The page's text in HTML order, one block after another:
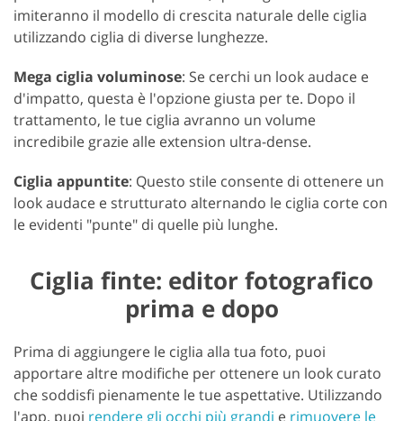
imiteranno il modello di crescita naturale delle ciglia
utilizzando ciglia di diverse lunghezze.
Mega ciglia voluminose: Se cerchi un look audace e
d'impatto, questa è l'opzione giusta per te. Dopo il
trattamento, le tue ciglia avranno un volume
incredibile grazie alle extension ultra-dense.
Ciglia appuntite: Questo stile consente di ottenere un
look audace e strutturato alternando le ciglia corte con
le evidenti "punte" di quelle più lunghe.
Ciglia finte: editor fotografico
prima e dopo
Prima di aggiungere le ciglia alla tua foto, puoi
apportare altre modifiche per ottenere un look curato
che soddisfi pienamente le tue aspettative. Utilizzando
l'app, puoi rendere gli occhi più grandi e rimuovere le